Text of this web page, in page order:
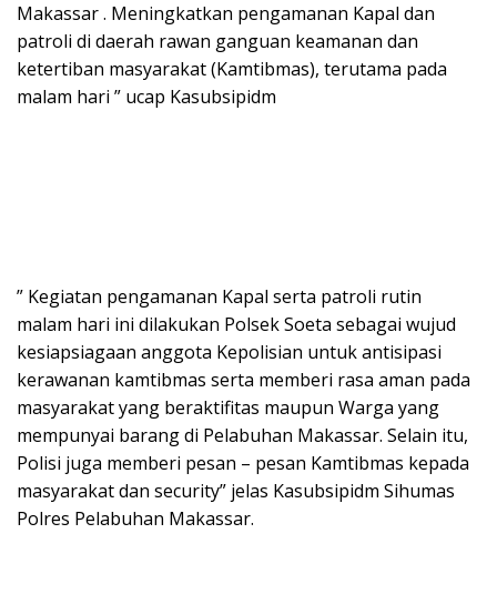
Makassar . Meningkatkan pengamanan Kapal dan
patroli di daerah rawan ganguan keamanan dan
ketertiban masyarakat (Kamtibmas), terutama pada
malam hari ” ucap Kasubsipidm
” Kegiatan pengamanan Kapal serta patroli rutin
malam hari ini dilakukan Polsek Soeta sebagai wujud
kesiapsiagaan anggota Kepolisian untuk antisipasi
kerawanan kamtibmas serta memberi rasa aman pada
masyarakat yang beraktifitas maupun Warga yang
mempunyai barang di Pelabuhan Makassar. Selain itu,
Polisi juga memberi pesan – pesan Kamtibmas kepada
masyarakat dan security” jelas Kasubsipidm Sihumas
Polres Pelabuhan Makassar.